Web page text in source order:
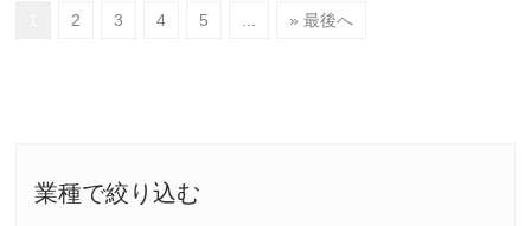
業種で絞り込む
2 3 4 5 ... » 最後へ